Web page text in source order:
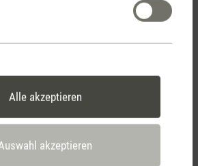
Alle akzeptieren
akzeptieren
bei und kann Konzentration und